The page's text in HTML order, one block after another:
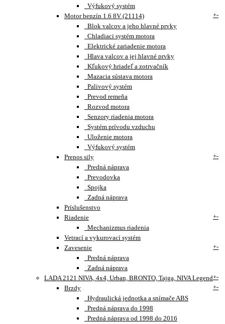
Výfukový systém
Motor benzín 1.6 8V (21114)
+-
Blok valcov a jeho hlavné prvky
Chladiaci systém motora
Elektrické zariadenie motora
Hlava valcov a jej hlavné prvky
Kľukový hriadeľ a zotrvačník
Mazacia sústava motora
Palivový systém
Prevod remeňa
Rozvod motora
Senzory riadenia motora
Systém prívodu vzduchu
Uloženie motora
Výfukový systém
Prenos sily
+-
Predná náprava
Prevodovka
Spojka
Zadná náprava
Príslušenstvo
Riadenie
+-
Mechanizmus riadenia
Vetrací a vykurovací systém
Zavesenie
+-
Predná náprava
Zadná náprava
LADA 2121 NIVA, 4x4, Urban, BRONTO, Tajga, NIVA Legend+-
Brzdy
+-
Hydraulická jednotka a snímače ABS
Predná náprava do 1998
Predná náprava od 1998 do 2016